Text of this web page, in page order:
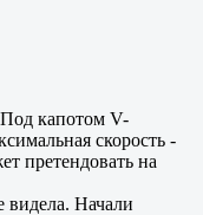
Под капотом V-
скорость -
претендовать на
видела. Начали